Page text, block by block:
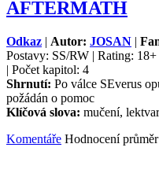
AFTERMATH
Odkaz | Autor: JOSAN |
Postavy: SS/RW | Rating:
| Počet kapitol: 4
Shrnutí: Po válce SEverus
požádán o pomoc
Klíčová slova: mučení,
Komentáře Hodnocení